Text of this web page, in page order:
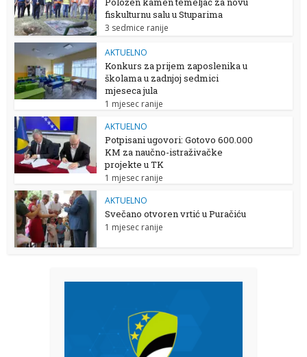
fiskulturnu salu u Stuparima
3 sedmice ranije
AKTUELNO
Konkurs za prijem zaposlenika u
školama u zadnjoj sedmici
mjeseca jula
1 mjesec ranije
AKTUELNO
Potpisani ugovori: Gotovo 600.000
KM za naučno-istraživačke
projekte u TK
1 mjesec ranije
AKTUELNO
Svečano otvoren vrtić u Puračiću
1 mjesec ranije